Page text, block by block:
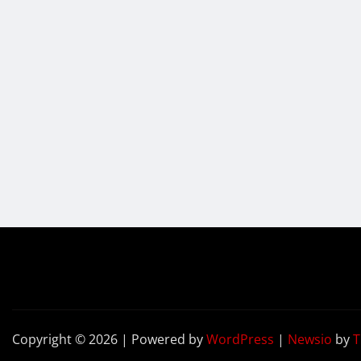
Copyright © 2026 | Powered byWordPress | Newsio by